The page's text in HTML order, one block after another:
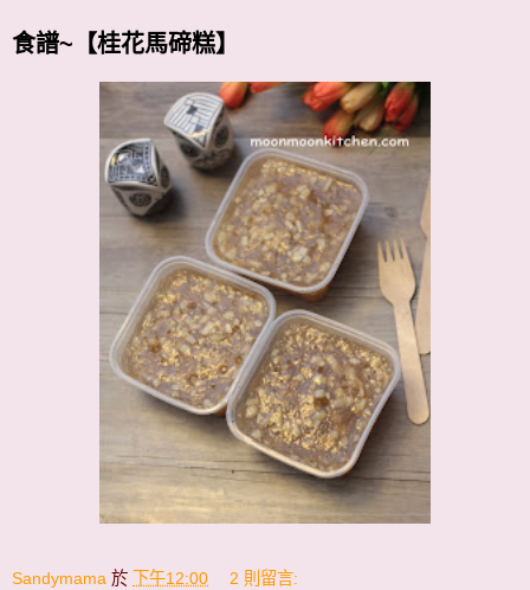
食譜~【桂花馬碲糕】
Sandymama 於 下午12:00 2 則留言: